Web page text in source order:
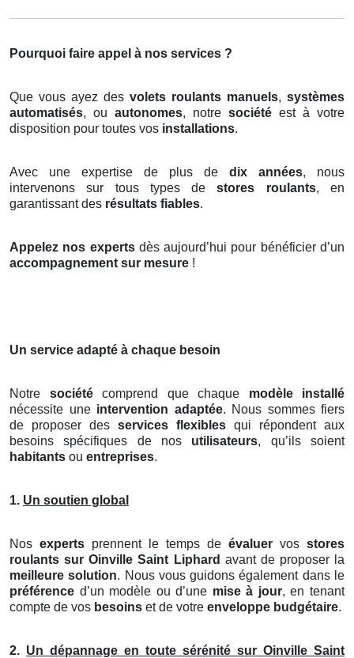
Pourquoi faire appel à nos services ?
Que vous ayez des volets roulants manuels, systèmes
automatisés, ou autonomes, notre société est à votre
disposition pour toutes vos installations.
Avec une expertise de plus de dix années, nous
intervenons sur tous types destores roulants, en
garantissant des résultats fiables.
Appelez nos expertsdès aujourd’hui pour bénéficier d’un
accompagnement sur mesure !
Un service adapté à chaque besoin
Notre sociétécomprend que chaque modèle installé
nécessite une intervention adaptée. Nous sommes fiers
de proposer des services flexibles qui répondent aux
besoins spécifiques de nos utilisateurs, qu’ils soient
habitants ou entreprises.
1. Un soutien global
Nos experts prennent le temps de évaluer vos stores
roulants sur Oinville Saint Liphard avant de proposer la
meilleure solution. Nous vous guidons également dans le
préférence d’un modèle ou d’une mise à jour, en tenant
compte de vos besoins et de votre enveloppe budgétaire.
2. Un dépannage en toute sérénité sur Oinville Saint